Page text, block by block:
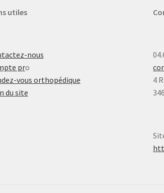
utiles
nous
pro
vous orthopédique
du site
4